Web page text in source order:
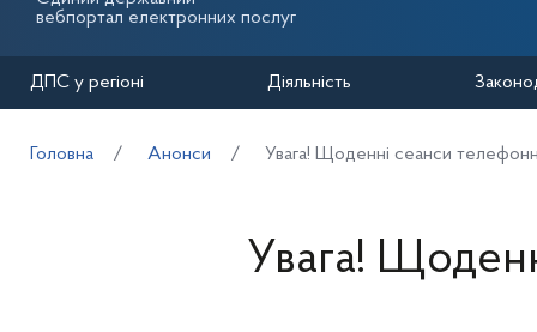
вебпортал електронних послуг
ДПС у регіоні Діяльність
Головна Анонси Увага! Щоденні сеанси
Увага!